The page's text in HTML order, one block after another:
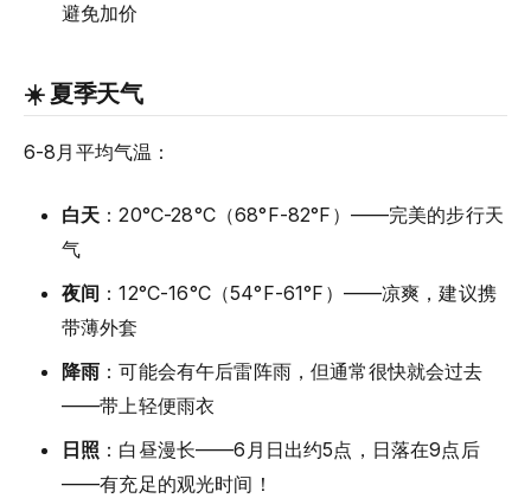
避免加价
☀️ 夏季天气
6-8月平均气温：
白天 ：20°C-28°C（68°F-82°F）——完美的步行天
气
夜间 ：12°C-16°C（54°F-61°F）——凉爽，建议携
带薄外套
降雨 ：可能会有午后雷阵雨，但通常很快就会过去
——带上轻便雨衣
日照 ：白昼漫长——6月日出约5点，日落在9点后
——有充足的观光时间！